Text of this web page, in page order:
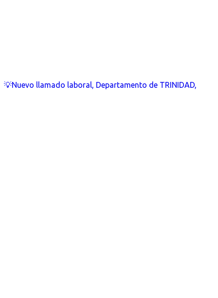
💡Nuevo llamado laboral, Departamento de TRINIDAD,